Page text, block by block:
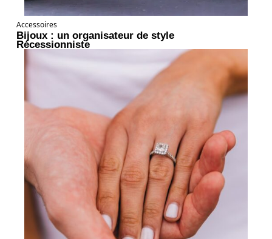
Accessoires
Bijoux : un organisateur de style
Récessionniste